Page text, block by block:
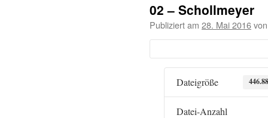
02 – Schollmeyer
Publiziert am 28. Mai 2016von
Dateigröße
Datei-Anzahl